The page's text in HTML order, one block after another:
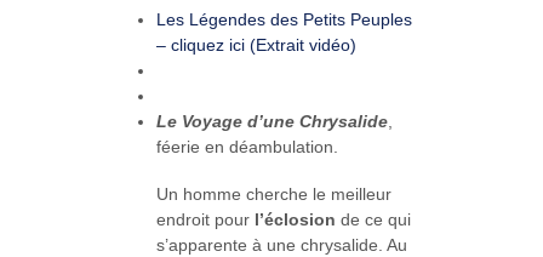
Les Légendes des Petits Peuples
– cliquez ici (Extrait vidéo)
Le Voyage d’une Chrysalide
féerie en déambulation.
Un homme cherche le meilleur
endroit pour l’éclosion de ce qui
s’apparente à une chrysalide. Au